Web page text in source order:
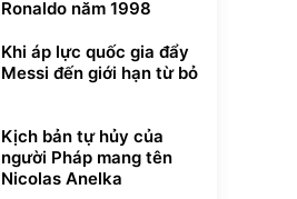
Ronaldo năm 1998
Khi áp lực quốc gia đẩy
Messi đến giới hạn từ bỏ
Kịch bản tự hủy của
người Pháp mang tên
Nicolas Anelka